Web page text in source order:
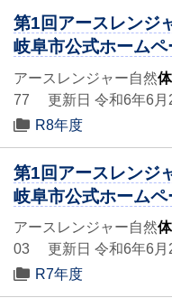
第1回アースレンジ
岐阜市公式ホーム
アースレンジャー自然
77 更新日 令和6年6月
R8年度
第1回アースレンジ
岐阜市公式ホーム
アースレンジャー自然
03 更新日 令和6年6月
R7年度